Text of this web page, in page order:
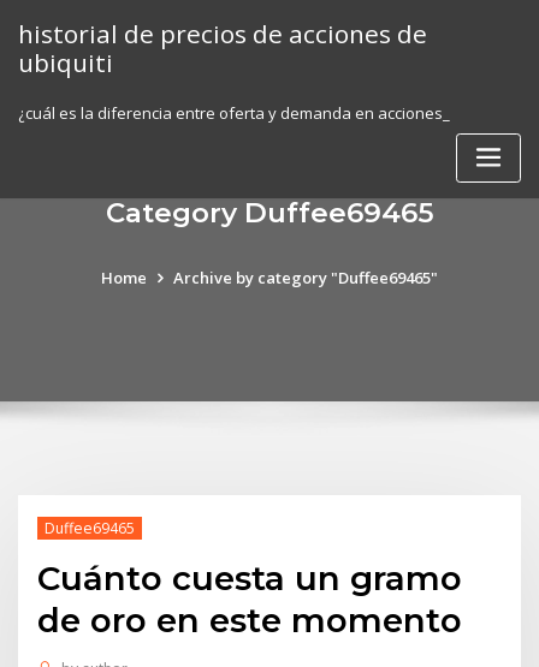
content
historial de precios de acciones de
ubiquiti
¿cuál es la diferencia entre oferta y demanda en acciones_
Category Duffee69465
Home Archive by category "Duffee69465"
Duffee69465
Cuánto cuesta un gramo
de oro en este momento